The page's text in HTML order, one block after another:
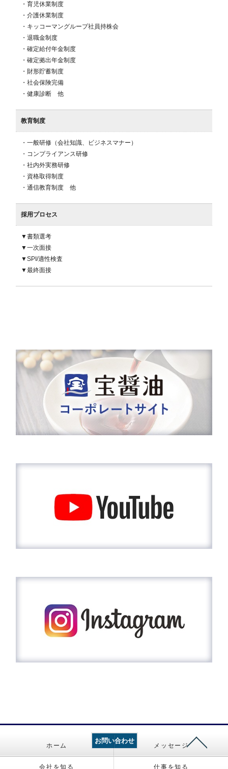
・育児休業制度
・介護休業制度
・キッコーマングループ社員持株会
・退職金制度
・確定給付年金制度
・確定拠出年金制度
・財形貯蓄制度
・社会保険完備
・健康診断　他
教育制度
・一般研修（会社知識、ビジネスマナー）
・コンプライアンス研修
・社内外実務研修
・資格取得制度
・通信教育制度　他
採用プロセス
▼書類選考
▼一次面接
▼SPI/適性検査
▼最終面接
お問い合わせ
ホーム メッセージ
会社を知る 仕事を知る